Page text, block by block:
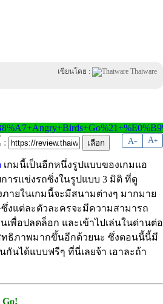
เขียนโดย : Thaiware
A- A+
:
เกมนี้เป็นอีกหนึ่งรูปแบบของเกมแอ
ารแข่งรถซิ่งในรูปแบบ 3 มิติ ที่ดู
ภายในเกมนี้จะมีสนามต่างๆ มากมาย
ซึ่งแต่ละตัวละครจะมีความสามารถ
พื่อปลดล็อก และเข้าไปเล่นในด่านต่อ
ทธิภาพมากขึ้นอีกด้วยนะ ซึ่งตอนนี้นี้มี
กันได้แบบฟรีๆ ที่นี่เลยจ้า เอาละถ้า